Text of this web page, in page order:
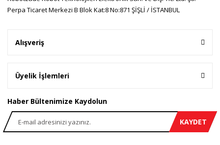
Perpa Ticaret Merkezi B Blok Kat:8 No:871 ŞİŞLİ / İSTANBUL
Alışveriş
Üyelik İşlemleri
Haber Bültenimize Kaydolun
KAYDET